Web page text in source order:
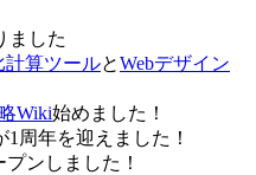
ました
計算ツールとWebデザイン
Wiki始めました！
1周年を迎えました！
プンしました！